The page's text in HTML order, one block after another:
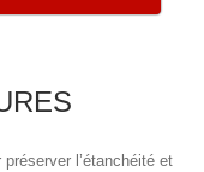
l’étanchéité et